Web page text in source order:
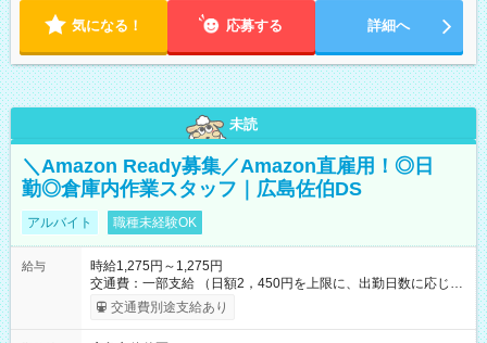
気になる！ 応募する 詳細へ
未読
＼Amazon Ready募集／Amazon直雇用！◎日
勤◎倉庫内作業スタッフ｜広島佐伯DS
アルバイト 職種未経験OK
給与
時給1,275円～1,275円
交通費：一部支給 （日額2，450円を上限に、出勤日数に応じて
実費支給） ※22:00～翌5:00までは時給25%UP！ ■給与前払い
制度あり ※前払い額の上限あり、手数料無料（Amazon負担）
交通費別途支給あり